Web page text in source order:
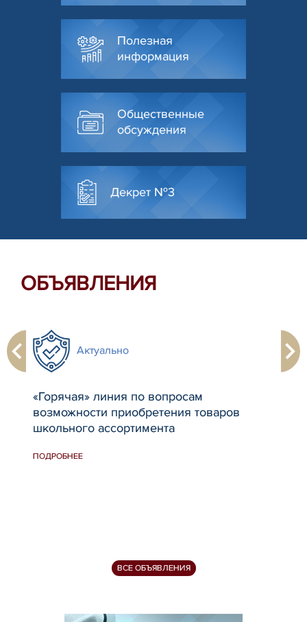
Полезная
информация
Общественные
обсуждения
Декрет №3
ОБЪЯВЛЕНИЯ
Актуально
«Горячая» линия по вопросам
возможности приобретения товаров
школьного ассортимента
ПОДРОБНЕЕ
ВСЕ ОБЪЯВЛЕНИЯ